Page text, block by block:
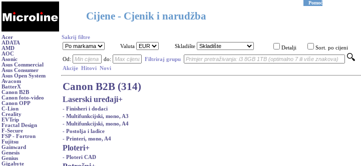
Cijene - Cjenik i narudžba
Pomoć
Acer
ADATA
AMD
AOC
Asonic
Asus Commercial
Asus Consumer
Asus Open System
Avacom
BatterX
Canon B2B
Canon foto-video
Canon OPP
C-Lion
Creality
EVTrip
Fractal Design
F-Secure
FSP - Fortron
Fujitsu
Gainward
Genesis
Genius
Gigabyte
Sakrij filtre
Valuta
Skladište Detalji Sort. po cijeni
Od: do:
Filtriraj grupu
Akcije Hitovi Novi
Canon B2B (314)
Laserski uređaji+
- Finisheri i dodaci
- Multifunkcijski, mono, A3
- Multifunkcijski, mono, A4
- Postolja i ladice
- Printeri, mono, A4
Ploteri+
- Ploteri CAD